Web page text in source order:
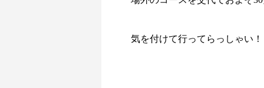
気を付けて行ってらっしゃい！